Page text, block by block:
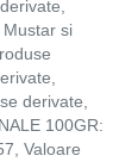
si
derivate,
100GR:
Valoare